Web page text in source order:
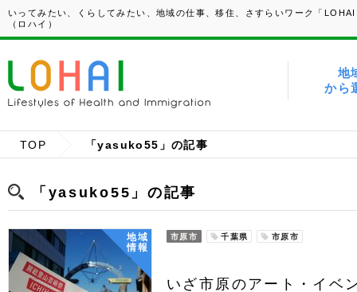
いってみたい、くらしてみたい、地域の仕事、移住、さすらいワーク「
（ロハイ）
地
から
TOP 「yasuko55」の記事
「yasuko55」の記事
地域
情報
市原市 千葉県 市原市
いざ市原のアート・イ